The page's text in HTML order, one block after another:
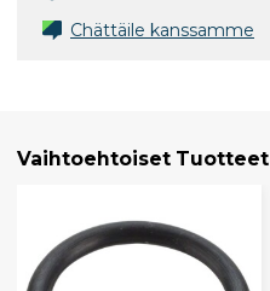
Chättäile kanssamme
Vaihtoehtoiset Tuotteet